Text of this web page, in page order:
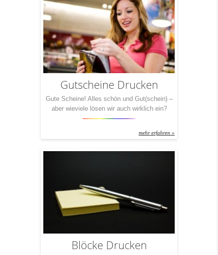
Fensterfolie, danach die
Seitenklappengummierung und anschließend
das Aufbringen der
Verschlussklappengummierung. Nach dem
Trocknen der Verschlussklappe […]
Gutscheine Drucken
Gute Scheine! Alles schön und Gut(schein) –
aber wieviele lösen wir auch wirklich ein?
Kleine Frage: Wieviele Gutscheine haben Sie
andere verliert man und auf wieder andere wird
mehr erfahren »
Blöcke Drucken